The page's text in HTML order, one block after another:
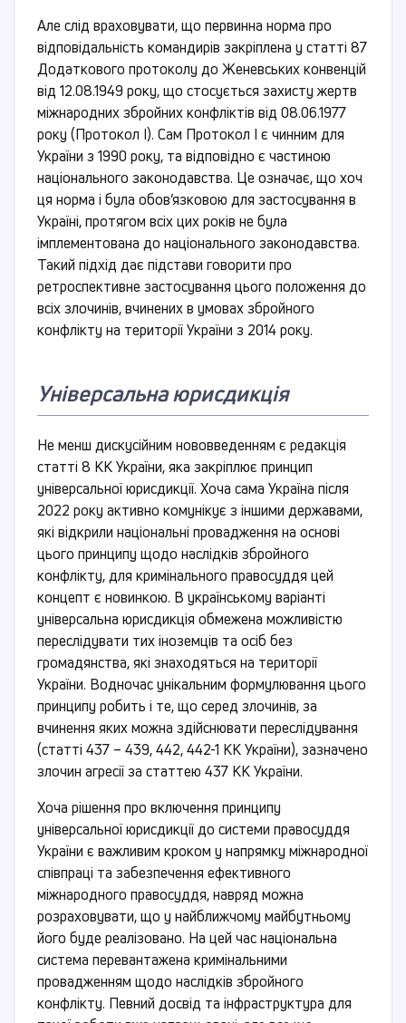
Але слід враховувати, що первинна норма про
відповідальність командирів закріплена у статті 87
Додаткового протоколу до Женевських конвенцій
від 12.08.1949 року, що стосується захисту жертв
міжнародних збройних конфліктів від 08.06.1977
року (Протокол І). Сам Протокол І є чинним для
України з 1990 року, та відповідно є частиною
національного законодавства. Це означає, що хоч
ця норма і була обов’язковою для застосування в
Україні, протягом всіх цих років не була
імплементована до національного законодавства.
Такий підхід дає підстави говорити про
ретроспективне застосування цього положення до
всіх злочинів, вчинених в умовах збройного
конфлікту на території України з 2014 року.
Універсальна юрисдикція
Не менш дискусійним нововведенням є редакція
статті 8 КК України, яка закріплює принцип
універсальної юрисдикції. Хоча сама Україна після
2022 року активно комунікує з іншими державами,
які відкрили національні провадження на основі
цього принципу щодо наслідків збройного
конфлікту, для кримінального правосуддя цей
концепт є новинкою. В українському варіанті
універсальна юрисдикція обмежена можливістю
переслідувати тих іноземців та осіб без
громадянства, які знаходяться на території
України. Водночас унікальним формулювання цього
принципу робить і те, що серед злочинів, за
вчинення яких можна здійснювати переслідування
(статті 437 – 439, 442, 442-1 КК України), зазначено
злочин агресії за статтею 437 КК України.
Хоча рішення про включення принципу
універсальної юрисдикції до системи правосуддя
України є важливим кроком у напрямку міжнародної
співпраці та забезпечення ефективного
міжнародного правосуддя, навряд можна
розраховувати, що у найближчому майбутньому
його буде реалізовано. На цей час національна
система перевантажена кримінальними
провадженням щодо наслідків збройного
конфлікту. Певний досвід та інфраструктура для